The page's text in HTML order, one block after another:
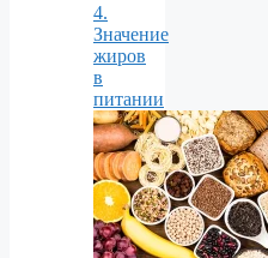
4.
Значение
жиров
в
питании